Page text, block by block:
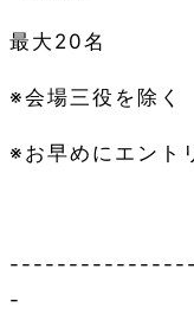
最大20名
※会場三役を除く
※お早めにエント
-